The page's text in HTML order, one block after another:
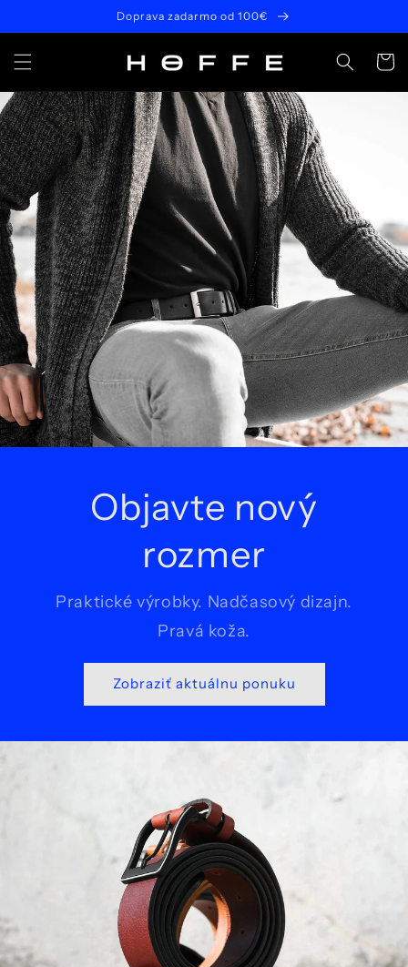
obsah
Doprava zadarmo od 100€
Košík
Objavte nový
rozmer
Praktické výrobky. Nadčasový dizajn.
Pravá koža.
Zobraziť aktuálnu ponuku